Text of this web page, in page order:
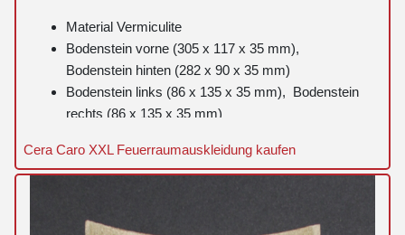
Material Vermiculite
Bodenstein vorne (305 x 117 x 35 mm),
Bodenstein hinten (282 x 90 x 35 mm)
Bodenstein links (86 x 135 x 35 mm), Bodenstein
rechts (86 x 135 x 35 mm)
Rückwandstein links (240 x 630 x 25 mm)
Rückwandstein mittig (220 x 630 x 35 mm)
Cera Caro XXL Feuerraumauskleidung kaufen